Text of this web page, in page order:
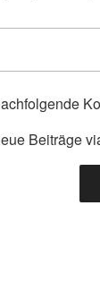
Beiträge